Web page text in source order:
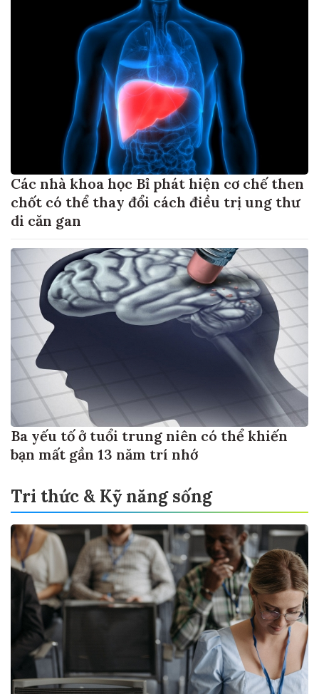
Các nhà khoa học Bỉ phát hiện cơ chế then
chốt có thể thay đổi cách điều trị ung thư
di căn gan
Ba yếu tố ở tuổi trung niên có thể khiến
bạn mất gần 13 năm trí nhớ
Tri thức & Kỹ năng sống